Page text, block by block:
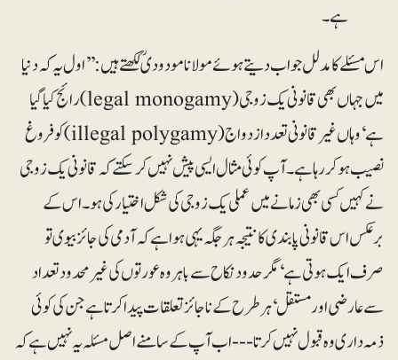
ہے۔
اس مسئلے کا مدلل جواب دیتے ہوئے مولانا مودودیؒ لکھتے ہیں: ’’اول یہ کہ دنیا
میں جہاں بھی قانونی یک زوجی (legal monogamy) رائج کیا گیا
ہے‘ وہاں غیر قانونی تعدد ازدواج (illegal polygamy) کو فروغ
نصیب ہو کر رہا ہے۔ آپ کوئی مثال ایسی پیش نہیں کر سکتے کہ قانونی یک زوجی
نے کہیں کسی بھی زمانے میں عملی یک زوجی کی شکل اختیار کی ہو۔ اس کے
برعکس اس قانونی پابندی کا نتیجہ ہر جگہ یہی ہوا ہے کہ آدمی کی جائز بیوی تو
صرف ایک ہوتی ہے‘ مگر حدود نکاح سے باہر وہ عورتوں کی غیر محدود تعداد
سے عارضی اور مستقل‘ ہر طرح کے ناجائز تعلقات پیدا کرتا ہے جن کی کوئی
ذمہ داری وہ قبول نہیں کرتا --- اب آپ کے سامنے اصل مسئلہ یہ نہیں ہے کہ